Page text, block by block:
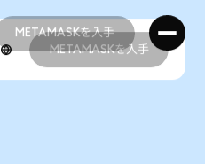
METAMASKを入手
METAMASKを入手
METAMASKを入手